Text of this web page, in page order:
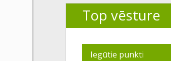
Top vēsture
Iegūtie punkti